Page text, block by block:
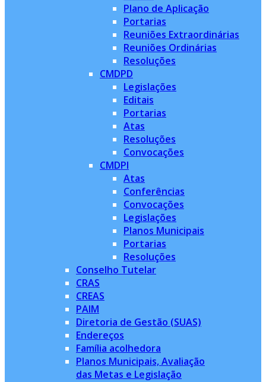
Plano de Aplicação
Portarias
Reuniões Extraordinárias
Reuniões Ordinárias
Resoluções
CMDPD
Legislações
Editais
Portarias
Atas
Resoluções
Convocações
CMDPI
Atas
Conferências
Convocações
Legislações
Planos Municipais
Portarias
Resoluções
Conselho Tutelar
CRAS
CREAS
PAIM
Diretoria de Gestão (SUAS)
Endereços
Família acolhedora
Planos Municipais, Avaliação
das Metas e Legislação